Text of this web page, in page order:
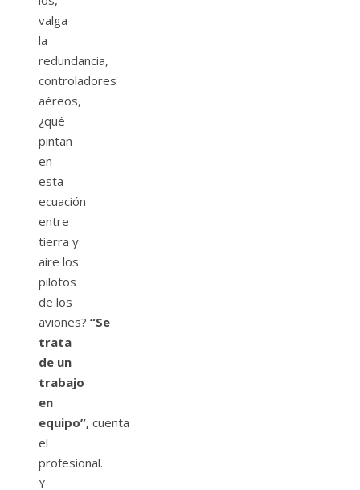
valga
la
redundancia,
controladores
aéreos,
¿qué
pintan
en
esta
ecuación
entre
tierra y
aire los
pilotos
de los
aviones? “Se
trata
de un
trabajo
en
equipo”, cuenta
el
profesional.
Y